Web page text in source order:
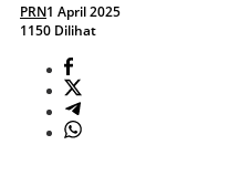
PRN1 April 2025
1150 Dilihat